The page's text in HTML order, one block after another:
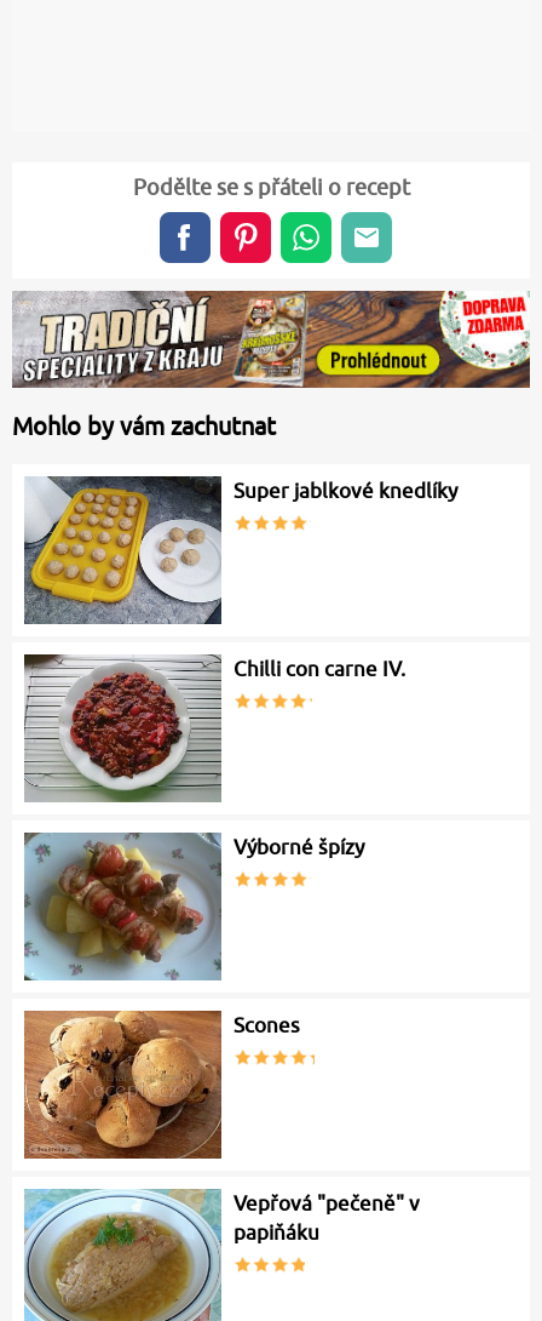
Podělte se s přáteli o recept
Mohlo by vám zachutnat
Super jablkové knedlíky
Chilli con carne IV.
Výborné špízy
Scones
Vepřová "pečeně" v
papiňáku